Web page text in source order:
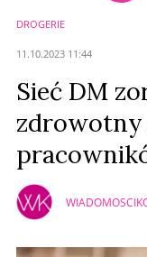
DROGERIE
11.10.2023 11:44
Sieć DM
zdrowotny